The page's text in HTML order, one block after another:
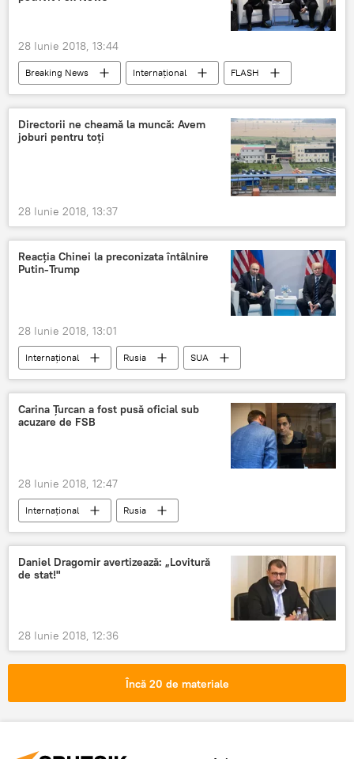
28 Iunie 2018, 13:44
Breaking News Internaţional
FLASH
Rusia
PSD Romania Klaus Iohannis
Directorii ne cheamă la muncă: Avem
joburi pentru toți
28 Iunie 2018, 13:37
Reacția Chinei la preconizata întâlnire
Putin-Trump
28 Iunie 2018, 13:01
Internaţional Rusia
SUA
China
Iurii Ușakov
Lu Kang
întrevedere
Întâlnirea Putin - Trump la Helsinki (2018)
Carina Țurcan a fost pusă oficial sub
acuzare de FSB
28 Iunie 2018, 12:47
Internaţional
Rusia
Cazul Carinei Țurcan
Moscova
Carina Țurcan
FSB
Spionaj
SIE
Daniel Dragomir avertizează: „Lovitură
de stat!"
28 Iunie 2018, 12:36
Încă 20 de materiale